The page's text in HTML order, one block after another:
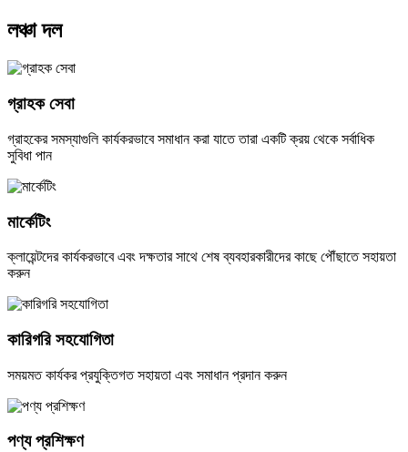
লঞ্চা দল
গ্রাহক সেবা
গ্রাহকের সমস্যাগুলি কার্যকরভাবে সমাধান করা যাতে তারা একটি ক্রয় থেকে সর্বাধিক
সুবিধা পান
মার্কেটিং
ক্লায়েন্টদের কার্যকরভাবে এবং দক্ষতার সাথে শেষ ব্যবহারকারীদের কাছে পৌঁছাতে সহায়তা
করুন
কারিগরি সহযোগিতা
সময়মত কার্যকর প্রযুক্তিগত সহায়তা এবং সমাধান প্রদান করুন
পণ্য প্রশিক্ষণ